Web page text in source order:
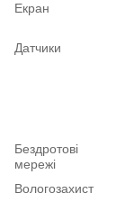
Екран
Датчики
Бездротові
мережі
Вологозахист